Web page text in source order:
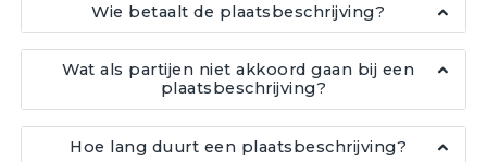
Wie betaalt de plaatsbeschrijving?
Wat als partijen niet akkoord gaan bij een
plaatsbeschrijving?
Hoe lang duurt een plaatsbeschrijving?